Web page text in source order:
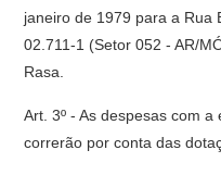
janeiro de 1979 para a Rua
02.711-1 (Setor 052 - AR/
Rasa.
Art. 3º - As despesas com
correrão por conta das